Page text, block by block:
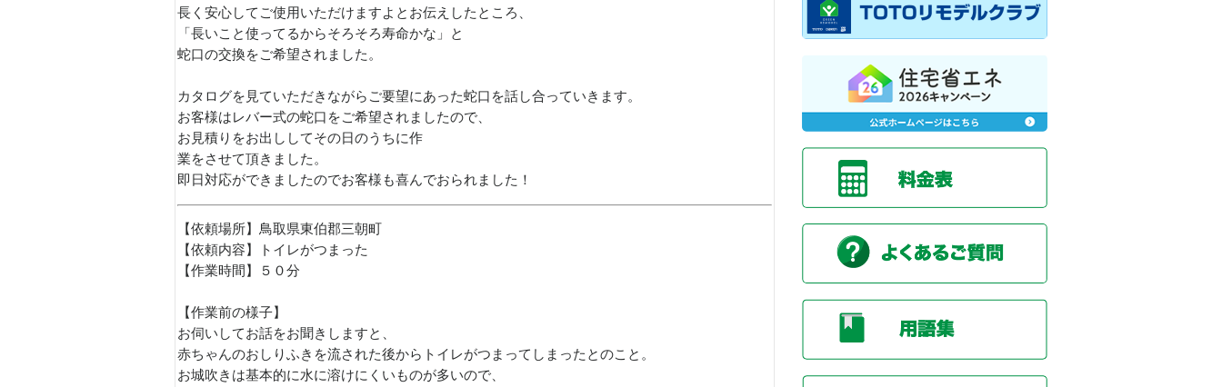
長く安心してご使用いただけますよとお伝えしたところ、
「長いこと使ってるからそろそろ寿命かな」と
蛇口の交換をご希望されました。
カタログを見ていただきながらご要望にあった蛇口を話し合っていきます。
お客様はレバー式の蛇口をご希望されましたので、
お見積りをお出ししてその日のうちに作
業をさせて頂きました。
即日対応ができましたのでお客様も喜んでおられました！
【依頼場所】鳥取県東伯郡三朝町
【依頼内容】トイレがつまった
【作業時間】５０分
【作業前の様子】
お伺いしてお話をお聞きしますと、
赤ちゃんのおしりふきを流された後からトイレがつまってしまったとのこと。
お城吹きは基本的に水に溶けにくいものが多いので、